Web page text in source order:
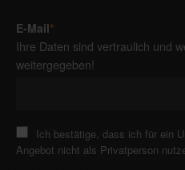
E-Mail*
Ihre Daten sind vertraulich und
weitergegeben!
Ich bestätige, dass ich für ein
Angebot nicht als Privatperson